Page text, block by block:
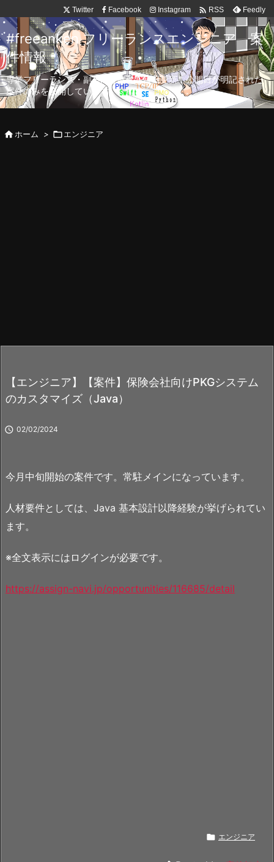
Twitter Facebook Instagram  RSS Feedly
#freeanken フリーランスエンジニア 案
件情報
専業フリーランス・副業向け案件を毎日更新！公開日が明記された
案件のみを公開しています。
ホーム > エンジニア
【エンジニア】【案件】保険会社向けPKGシステム
のカスタマイズ（Java）
 02/02/2024
今月中旬開始の案件です。常駐メインになっています。
人材要件としては、Java 基本設計以降経験が挙げられてい
ます。
※全文表示にはログインが必要です。
https://assign-navi.jp/opportunities/116685/detail
 エンジニア